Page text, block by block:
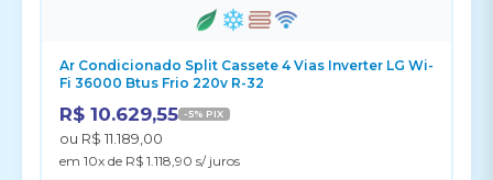
Ar Condicionado Split Cassete 4 Vias Inverter LG Wi-
Fi 36000 Btus Frio 220v R-32
R$ 10.629,55 -5% PIX
ou R$ 11.189,00
em 10x de R$ 1.118,90 s/ juros